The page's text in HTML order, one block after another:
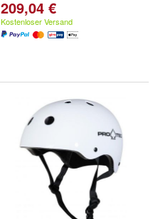
209,04 €
Kostenloser Versand